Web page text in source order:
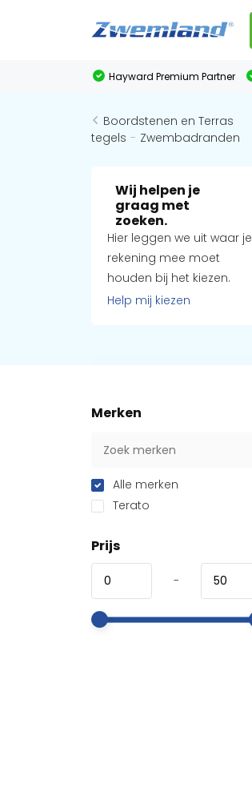
Hayward Premium Partner
Boordstenen en Terras
tegels - Zwembadranden
Wij helpen je
graag met
zoeken.
Hier leggen we uit waar je
rekening mee moet
houden bij het kiezen.
Help mij kiezen
Merken
Alle merken
Terato
Prijs
-